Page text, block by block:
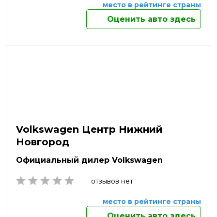
Санкт-Петербург
Симферополь
Смоленск
Солнечногорск
Сочи
Старый Оскол
место в рейтинге страны
Оценить авто здесь
Volkswagen Центр Нижний
Новгород
Официальный дилер Volkswagen
отзывов нет
место в рейтинге страны